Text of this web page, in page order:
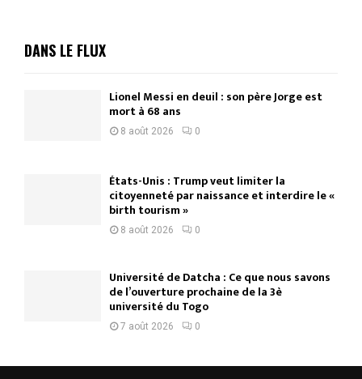
DANS LE FLUX
Lionel Messi en deuil : son père Jorge est
mort à 68 ans
8 août 2026 0
États-Unis : Trump veut limiter la
citoyenneté par naissance et interdire le «
birth tourism »
8 août 2026 0
Université de Datcha : Ce que nous savons
de l’ouverture prochaine de la 3è
université du Togo
7 août 2026 0